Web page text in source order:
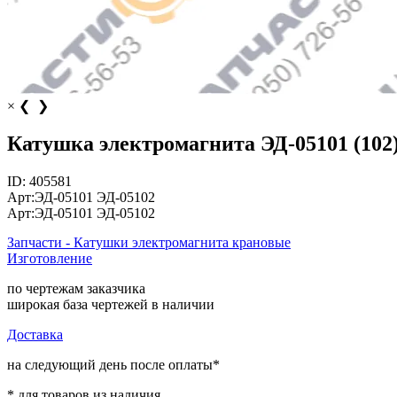
× ❮ ❯
Катушка электромагнита ЭД-05101
ID: 405581
Арт:ЭД-05101 ЭД-05102
Арт:ЭД-05101 ЭД-05102
Запчасти - Катушки электромагнита крановые
Изготовление
по чертежам заказчика
широкая база чертежей в наличии
Доставка
на следующий день после оплаты*